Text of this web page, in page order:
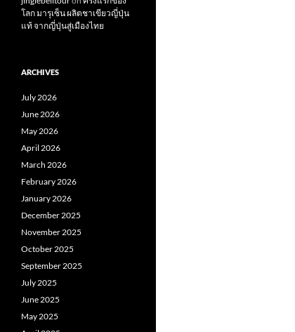
โลก มารุเซ็น ผลิตชาเขียวญี่ปุ่น
แท้ จากญี่ปุ่นสู่เมืองไทย
ARCHIVES
July 2026
June 2026
May 2026
April 2026
March 2026
February 2026
January 2026
December 2025
November 2025
October 2025
September 2025
July 2025
June 2025
May 2025